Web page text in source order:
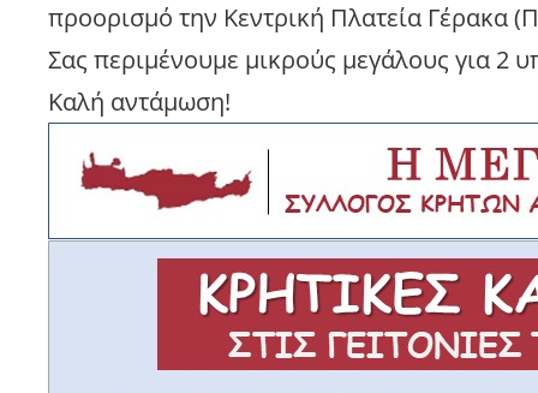
προορισμό την Κεντρική Πλατεία Γέρακα
Σας περιμένουμε μικρούς μεγάλους για 2
Καλή αντάμωση!